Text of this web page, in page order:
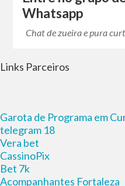
Whatsapp
Chat de zueira e pura
Links Parceiros
Garota de Programa em
telegram 18
Vera bet
CassinoPix
Bet 7k
Acompanhantes Fortaleza